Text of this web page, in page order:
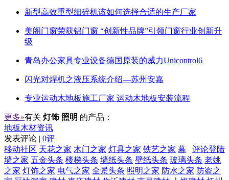
新型高效重型细碎机该如何选择合适的生产厂家
美阁门窗荣获铝门窗 “创新性品牌”引领门窗行业创新升
级
青岛办公家具专业设备德国原装的威力Unicontrol6
闪光对焊机之液压系统介绍—苏州安嘉
专业运动木地板施工厂家 运动木地板安装流程
更多»有关 灯饰 照明 的产品：
地板木材资讯
发表评论 | 0评
评论登陆
移动社区 天花之家 木门之家 灯具之家 铁艺之家 幕
墙之家 五金头条 楼梯头条 墙纸头条 壁纸头条 玻璃头条 老姚
之家 灯饰之家 电气之家 全景头条 照明之家 防水之家 防盗之